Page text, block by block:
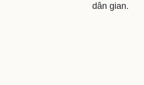
Đời sống
dân gian.